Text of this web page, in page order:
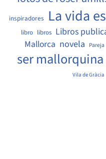
inspiradores La vida
libro libros Libros
Mallorca novela Pareja
ser mallorquina
Vila de Gràcia